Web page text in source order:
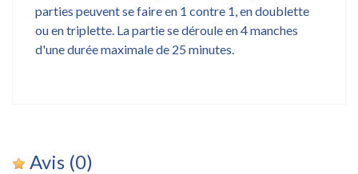
parties peuvent se faire en 1 contre 1, en doublette
ou en triplette. La partie se déroule en 4 manches
d'une durée maximale de 25 minutes.
Avis (0)